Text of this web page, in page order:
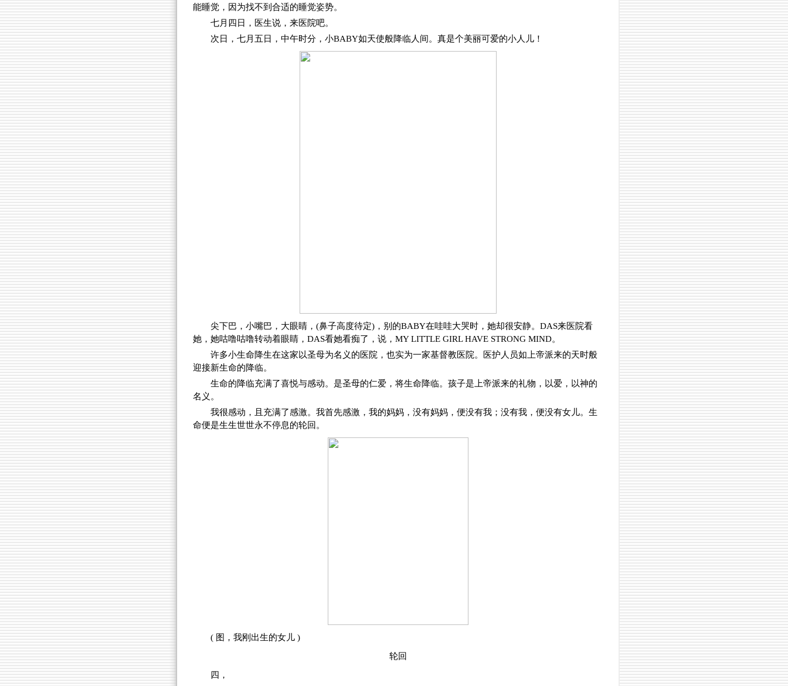
能睡觉，因为找不到合适的睡觉姿势。
七月四日，医生说，来医院吧。
次日，七月五日，中午时分，小BABY如天使般降临人间。真是个美丽可爱的小人儿！
尖下巴，小嘴巴，大眼睛，(鼻子高度待定)，别的BABY在哇哇大哭时，她却很安静。DAS来医院看
她，她咕噜咕噜转动着眼睛，DAS看她看痴了，说，MY LITTLE GIRL HAVE STRONG MIND。
许多小生命降生在这家以圣母为名义的医院，也实为一家基督教医院。医护人员如上帝派来的天时般
迎接新生命的降临。
生命的降临充满了喜悦与感动。是圣母的仁爱，将生命降临。孩子是上帝派来的礼物，以爱，以神的
名义。
我很感动，且充满了感激。我首先感激，我的妈妈，没有妈妈，便没有我；没有我，便没有女儿。生
命便是生生世世永不停息的轮回。
( 图，我刚出生的女儿 )
轮回
四，